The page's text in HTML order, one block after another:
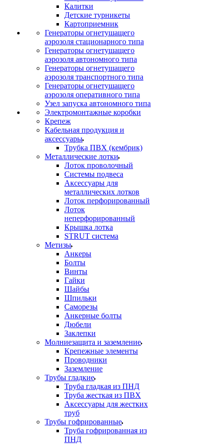
Калитки
Детские турникеты
Картоприемник
Генераторы огнетушащего
аэрозоля стационарного типа
Генераторы огнетушащего
аэрозоля автономного типа
Генераторы огнетушащего
аэрозоля транспортного типа
Генераторы огнетушащего
аэрозоля оперативного типа
Узел запуска автономного типа
Электромонтажные коробки
Крепеж
Кабельная продукция и
аксессуары
Трубка ПВХ (кембрик)
Металлические лотки
Лоток проволочный
Системы подвеса
Аксессуары для
металлических лотков
Лоток перфорированный
Лоток
неперфорированный
Крышка лотка
STRUT система
Метизы
Анкеры
Болты
Винты
Гайки
Шайбы
Шпильки
Саморезы
Анкерные болты
Дюбели
Заклепки
Молниезащита и заземление
Крепежные элементы
Проводники
Заземление
Трубы гладкие
Труба гладкая из ПНД
Труба жесткая из ПВХ
Аксессуары для жестких
труб
Трубы гофрированные
Труба гофрированная из
ПНД